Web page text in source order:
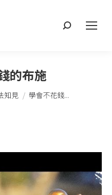
搜
的布施
知見 學會不花錢...